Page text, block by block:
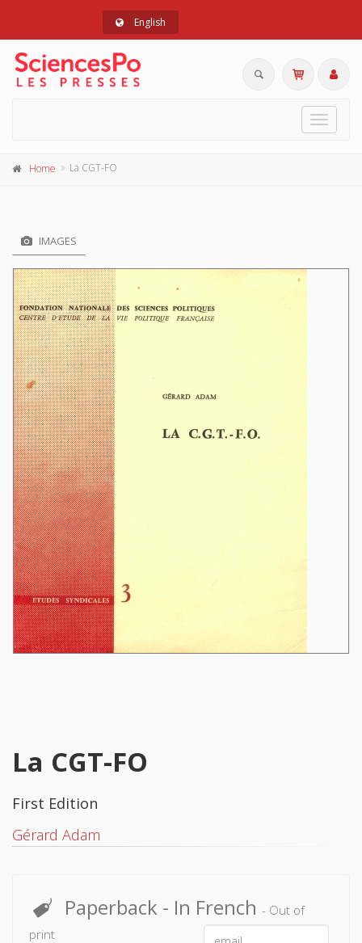
English
Toggle
Home La CGT-FO
IMAGES
La CGT-FO
First Edition
Gérard Adam
Paperback - In French - Out of
print